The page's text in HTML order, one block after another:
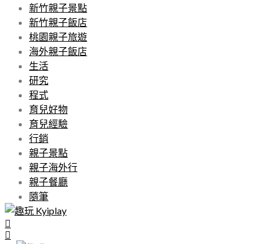
新竹親子景點
新竹親子飯店
桃園親子旅遊
海外親子飯店
生活
研究
程式
育兒好物
育兒經驗
行銷
親子景點
親子海外行
親子餐廳
隨筆